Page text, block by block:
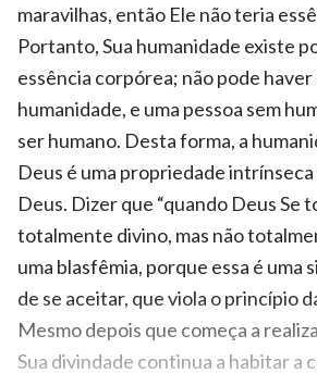
maravilhas, então Ele não teria
Portanto, Sua humanidade existe
essência corpórea; não pode haver
humanidade, e uma pessoa sem
ser humano. Desta forma, a
Deus é uma propriedade
Deus. Dizer que “quando Deus Se
totalmente divino, mas não
uma blasfêmia, porque essa é uma
de se aceitar, que viola o princípio
Mesmo depois que começa a
Sua divindade continua a habitar a